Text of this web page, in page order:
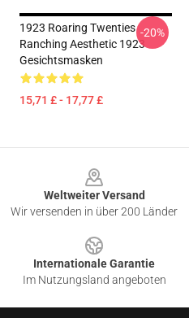
1923 Roaring Twenties
Ranching Aesthetic 1923
Gesichtsmasken
15,71 £ - 17,77 £
-20%
Weltweiter Versand
Wir versenden in über 200 Länder
Internationale Garantie
Im Nutzungsland angeboten